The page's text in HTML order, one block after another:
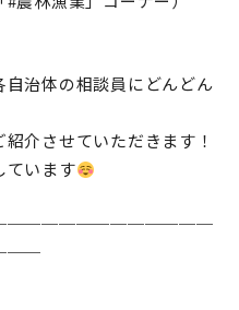
治体の相談員にどんどん
介させていただきます！
ています